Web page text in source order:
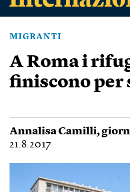
MIGRANTI
A Roma i
finiscono per
Annalisa Camilli,
21.8.2017